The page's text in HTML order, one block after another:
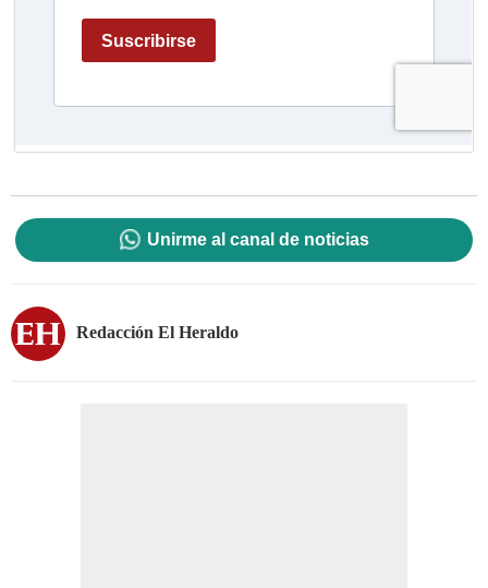
Unirme al canal de noticias
Redacción El Heraldo